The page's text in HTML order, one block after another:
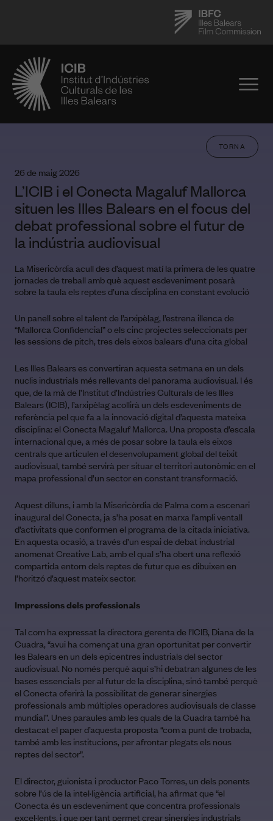
TORNA
26 de maig 2026
L’ICIB i el Conecta Magaluf Mallorca
situen les Illes Balears en el focus del
debat professional sobre el futur de
la indústria audiovisual
La Misericòrdia acull des d’aquest matí la primera de les quatre
jornades de treball amb què aquest esdeveniment posarà
sobre la taula els reptes d’una disciplina en constant evolució
Un panell sobre el talent de l’arxipèlag, l’estrena illenca de
“Mallorca Confidencial” o els cinc projectes seleccionats per
les sessions de pitch, tres dels eixos balears d’una cita global
Les Illes Balears es convertiran aquesta setmana en un dels
nuclis industrials més rellevants del panorama audiovisual. I és
que, de la mà de l’Institut d’Indústries Culturals de les Illes
Balears (ICIB), l’arxipèlag acollirà un dels esdeveniments de
referència pel que fa a la innovació digital d’aquesta mateixa
disciplina: el Conecta Magaluf Mallorca. Una proposta d’escala
internacional que, a més de posar sobre la taula els eixos
centrals que articulen el desenvolupament global del teixit
audiovisual, també servirà per situar el territori autonòmic en el
mapa professional d’un sector en constant transformació.
Aquest dilluns, i amb la Misericòrdia de Palma com a escenari
inaugural del Conecta, ja s’ha posat en marxa l’ampli ventall
d’activitats que conformen el programa de la citada iniciativa.
En aquesta ocasió, a través d’un espai de debat industrial
anomenat Creative Lab, amb el qual s’ha obert una reflexió
compartida entorn dels reptes de futur que es dibuixen en
l’horitzó d’aquest mateix sector.
Impressions dels professionals
Tal com ha expressat la directora gerenta de l’ICIB, Diana de la
Cuadra, “avui ha començat una gran oportunitat per convertir
les Balears en un dels epicentres industrials del sector
audiovisual. No només perquè aquí s’hi debatran algunes de les
bases essencials per al futur de la disciplina, sinó també perquè
el Conecta oferirà la possibilitat de generar sinergies
professionals amb múltiples operadores audiovisuals de classe
mundial”. Unes paraules amb les quals de la Cuadra també ha
destacat el paper d’aquesta proposta “com a punt de trobada,
també amb les institucions, per afrontar plegats els nous
reptes del sector”.
El director, guionista i productor Paco Torres, un dels ponents
sobre l’ús de la intel·ligència artificial, ha afirmat que “el
Conecta és un esdeveniment que concentra professionals
excel·lents, i que per tant permet crear sinergies industrials